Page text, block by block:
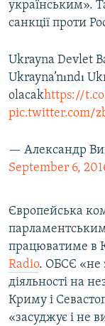
українським».
санкції проти
Ukrayna Devlet
Ukrayna’nındı
olacakhttps://
pic.twitter.com/
— Александр
September 6,
Європейська
працюватиме в
Radio. ОБСЄ «не
діяльності на
Криму і
«засуджує і не